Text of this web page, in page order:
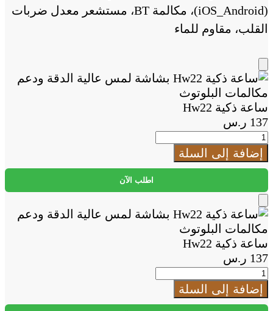
(iOS_Android)، مكالمة BT، مستشعر معدل ضربات
القلب، مقاوم للماء
Add
to
Cart
ساعة ذكية Hw22
137 ر.س
كمية
ساعة
ذكية
إضافة إلى السلة
اطلب الآن
Add
to
Cart
ساعة ذكية Hw22
137 ر.س
كمية
ساعة
ذكية
إضافة إلى السلة